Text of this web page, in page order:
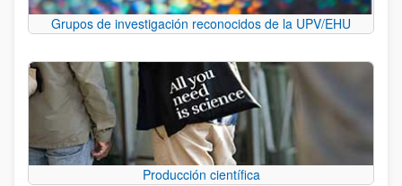
Grupos de investigación reconocidos de la UPV/EHU
Producción científica